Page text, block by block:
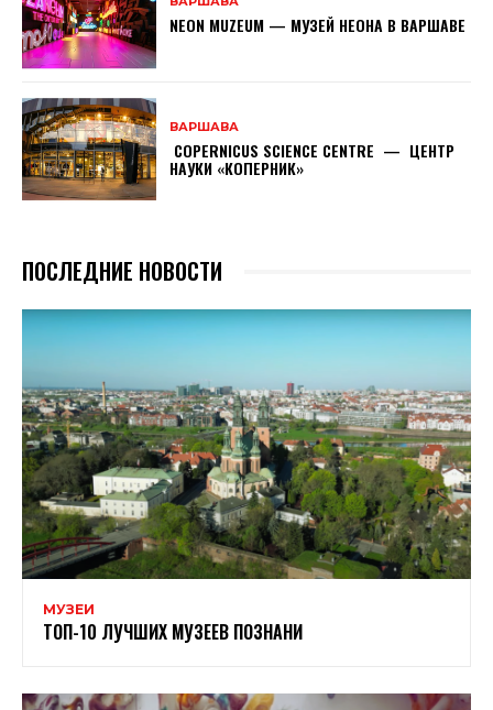
NEON MUZEUM — МУЗЕЙ НЕОНА В ВАРШАВЕ
ВАРШАВА
COPERNICUS SCIENCE CENTRE — ЦЕНТР
НАУКИ «КОПЕРНИК»
ПОСЛЕДНИЕ НОВОСТИ
МУЗЕИ
ТОП-10 ЛУЧШИХ МУЗЕЕВ ПОЗНАНИ